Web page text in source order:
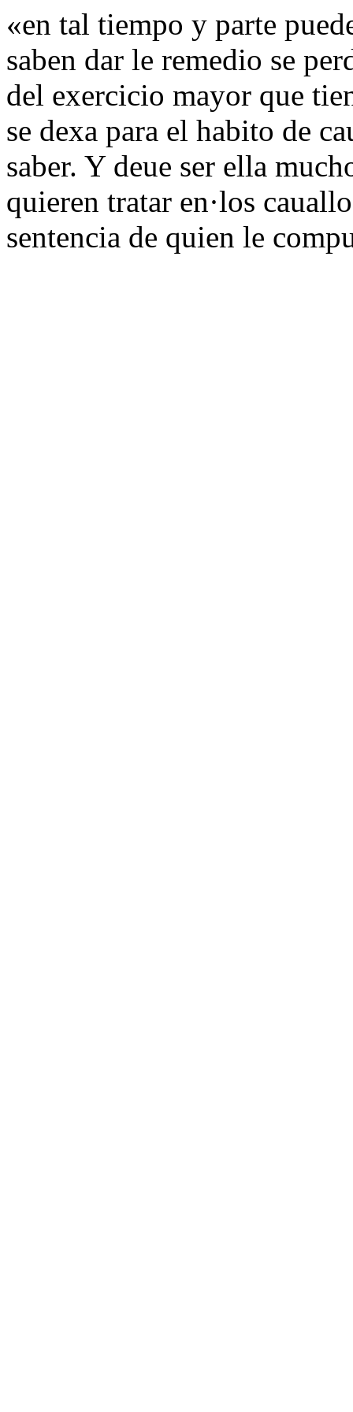
«en tal tiempo y parte
saben dar le remedio se
del exercicio mayor que
se dexa para el habito de
saber. Y deue ser ella
quieren tratar en·los
sentencia de quien le